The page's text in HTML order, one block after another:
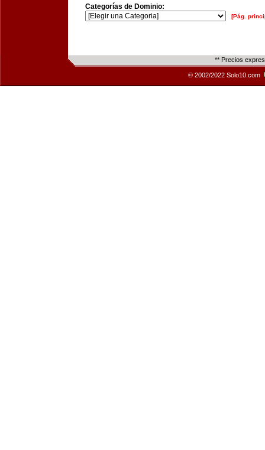
Categorías de Dominio:
[Pág.
** Precios
© 2002/2022 Solo10.com